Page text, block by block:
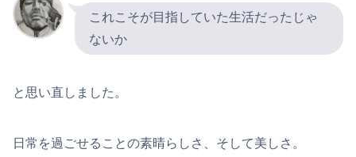
これこそが目指していた生活だったじゃ
ないか
と思い直しました。
日常を過ごせることの素晴らしさ、そして美しさ。